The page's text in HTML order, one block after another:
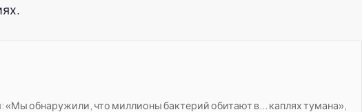
обнаружили, что миллионы бактерий обитают в... каплях тумана»,